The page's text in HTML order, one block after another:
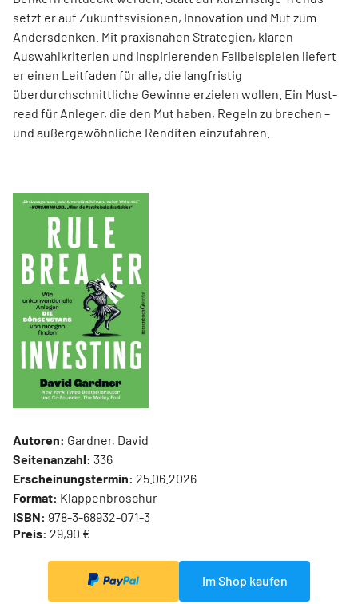
setzt er auf Zukunftsvisionen, Innovation und Mut zum
Andersdenken. Mit praxisnahen Strategien, klaren
Auswahlkriterien und inspirierenden Fallbeispielen liefert
er einen Leit­faden für alle, die langfristig
überdurchschnittliche Gewinne erzielen wollen. Ein Must-
read für Anleger, die den Mut haben, Regeln zu brechen –
und außergewöhnliche Renditen einzufahren.
Autoren: Gardner, David
Seitenanzahl: 336
Erscheinungstermin: 25.06.2026
Format: Klappenbroschur
ISBN: 978-3-68932-071-3
Preis: 29,90 €
Im Shop kaufen